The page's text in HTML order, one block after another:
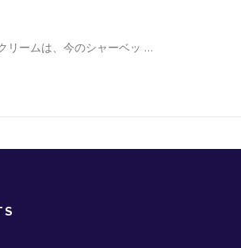
リームは、今のシャーベッ …